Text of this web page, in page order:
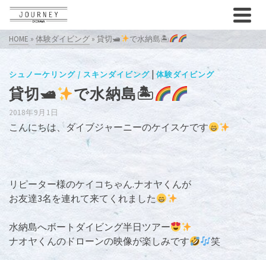
HOME » 体験ダイビング » 貸切🛥 で水納島🏝
シュノーケリング / スキンダイビング | 体験ダイビング
貸切🛥 で水納島🏝
2018年9月1日
こんにちは、ダイブジャーニーのケイスケです
リピーター様のケイコちゃん.ナオヤくんが
お友達3名を連れて来てくれました
水納島へボートダイビング半日ツアー
ナオヤくんのドローンの映像が楽しみです
笑